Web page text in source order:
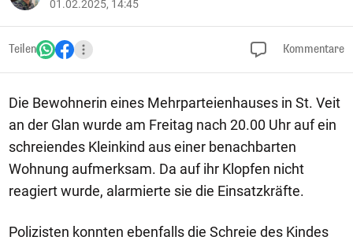
01.02.2025, 14:45
Teilen Kommentare
Die Bewohnerin eines Mehrparteienhauses in St. Veit
an der Glan wurde am Freitag nach 20.00 Uhr auf ein
schreiendes Kleinkind aus einer benachbarten
Wohnung aufmerksam. Da auf ihr Klopfen nicht
reagiert wurde, alarmierte sie die Einsatzkräfte.
Polizisten konnten ebenfalls die Schreie des Kindes